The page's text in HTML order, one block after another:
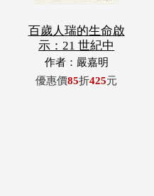
百歲人瑞的生命啟
示：21 世紀中
作者：嚴嘉明
優惠價85折425元